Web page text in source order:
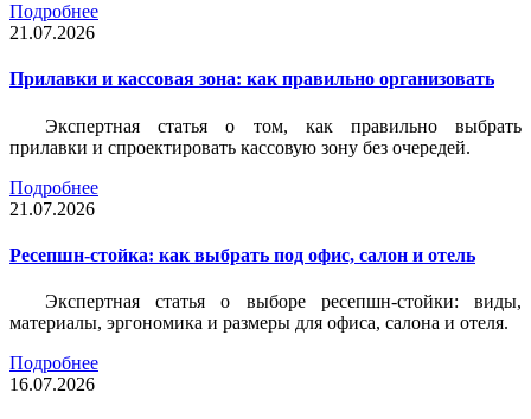
Подробнее
21.07.2026
Прилавки и кассовая зона: как правильно организовать
Экспертная статья о том, как правильно выбрать
прилавки и спроектировать кассовую зону без очередей.
Подробнее
21.07.2026
Ресепшн-стойка: как выбрать под офис, салон и отель
Экспертная статья о выборе ресепшн-стойки: виды,
материалы, эргономика и размеры для офиса, салона и отеля.
Подробнее
16.07.2026